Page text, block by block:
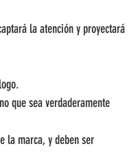
la atención y proyectará
que sea verdaderamente
la marca, y deben ser